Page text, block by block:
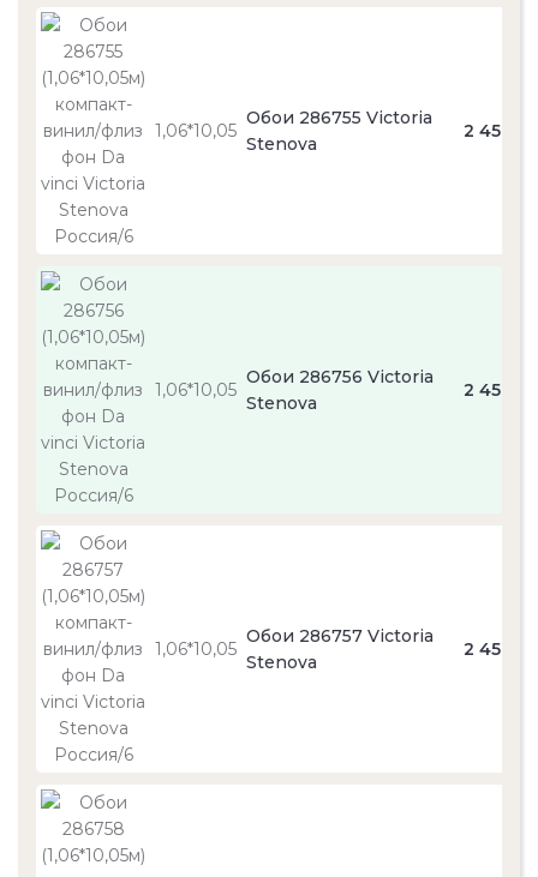
1,06*10,05
Обои 286755 Victoria
Stenova
2 450
1,06*10,05
Обои 286756 Victoria
Stenova
2 450
1,06*10,05
Обои 286757 Victoria
Stenova
2 450